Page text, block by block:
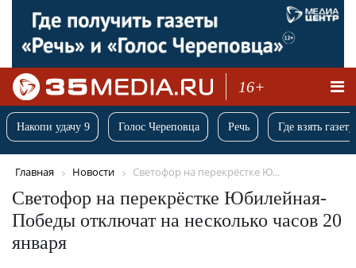
16+
Накопи удачу 9 Голос Череповца Речь Где взять
Главная Новости Светофор на перекрёстке Ю...
Светофор на перекрёстке Юбилейная-
Победы отключат на несколько часов 20
января